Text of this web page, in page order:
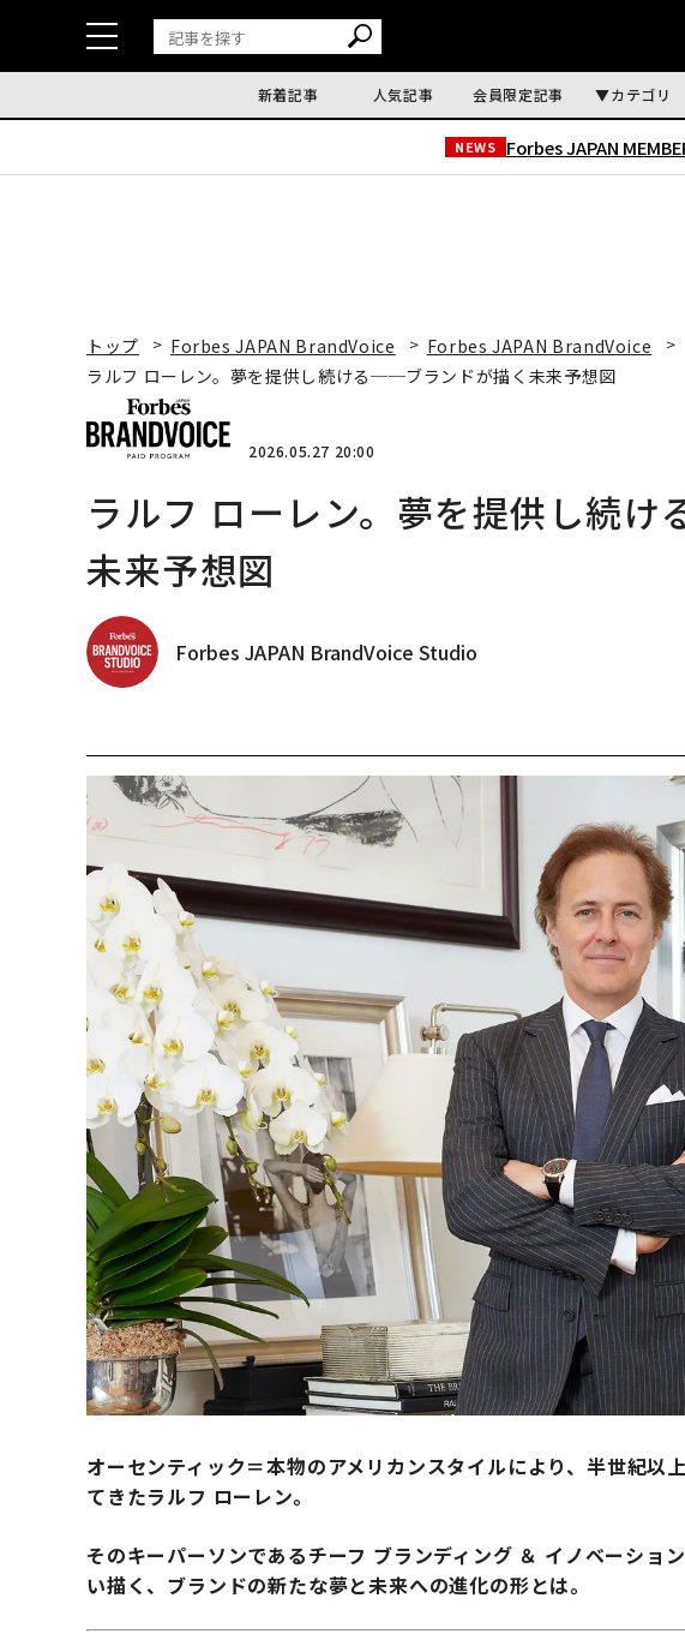
新着記事 人気記事 会員限定記事 カテゴリ
NEWS Forbes JAPAN
トップ Forbes JAPAN BrandVoice
Forbes JAPAN BrandVoice
ラルフ ローレン。夢を提供し続ける──ブランドが描く未来予想図
2026.05.27 20:00
ラルフ ローレン。夢を提供し続
未来予想図
Forbes JAPAN BrandVoice Studio
オーセンティック＝本物のアメリカンスタイルにより、半世紀以
てきたラルフ ローレン。
そのキーパーソンであるチーフ ブランディング ＆ イノベーショ
い描く、ブランドの新たな夢と未来への進化の形とは。